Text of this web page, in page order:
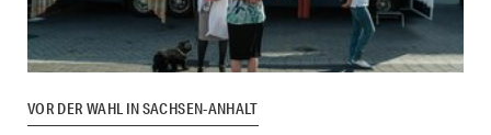
VOR DER WAHL IN SACHSEN-ANHALT